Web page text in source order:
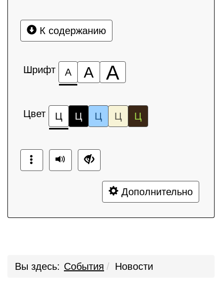
К содержанию
Шрифт А А А
Цвет Ц Ц Ц Ц Ц
Дополнительно
Вы здесь: События Новости